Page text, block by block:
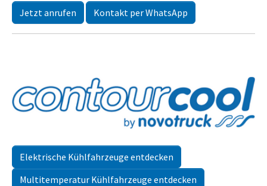
Jetzt anrufen Kontakt per WhatsApp
Elektrische Kühlfahrzeuge entdecken
Multitemperatur Kühlfahrzeuge entdecken